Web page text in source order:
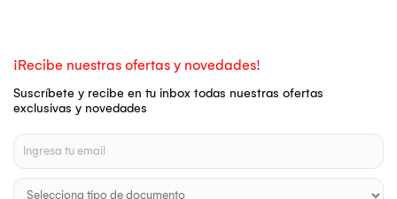
¡Recibe nuestras ofertas y novedades!
Suscríbete y recibe en tu inbox todas nuestras ofertas
exclusivas y novedades